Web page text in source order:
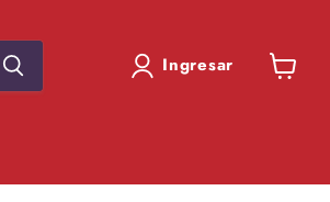
Ingresar